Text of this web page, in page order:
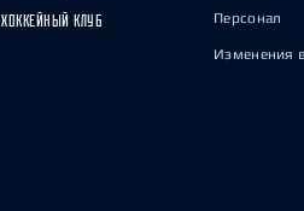
ХОККЕЙНЫЙ КЛУБ Персонал
Изменения